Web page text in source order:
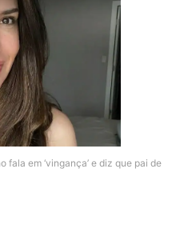
fala em ‘vingança’ e diz que pai de